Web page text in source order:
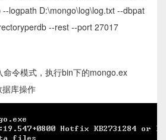
logpath D:\mongo\log\log.txt --dbpat
--rest --port 27017
命令模式，执行bin下的mongo.ex
库操作